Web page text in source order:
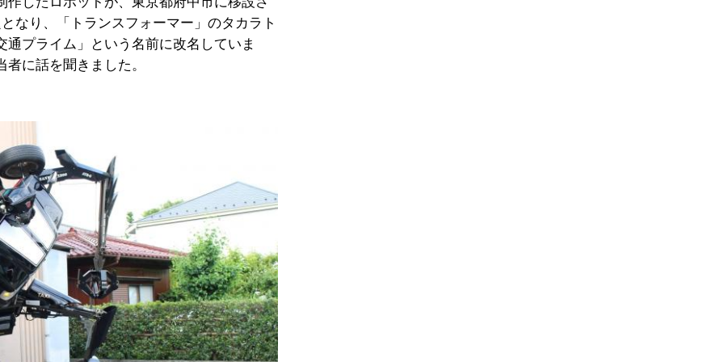
なり、「トランスフォーマー」のタカラト
プライム」という名前に改名していま
に話を聞きました。